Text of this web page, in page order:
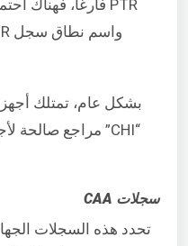
سجلات CAA